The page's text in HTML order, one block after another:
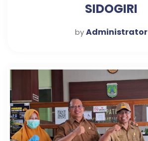
SIDOGIRI
byAdministrator